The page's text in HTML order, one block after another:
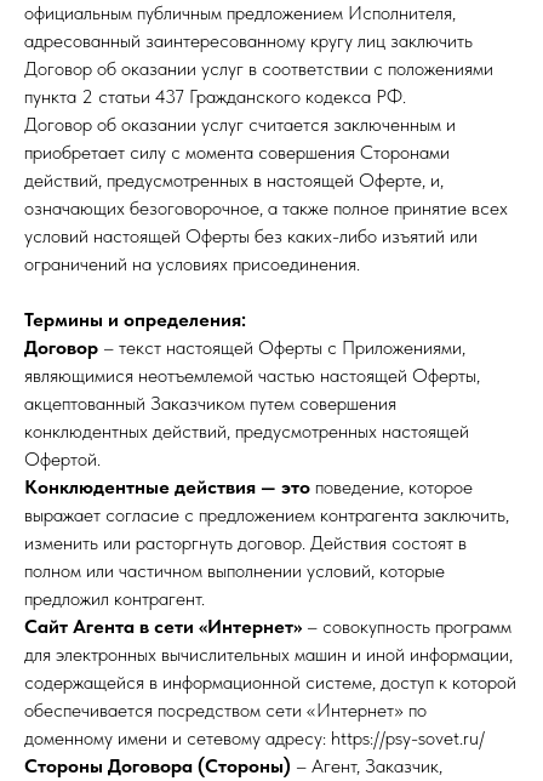
официальным публичным предложением Исполнителя,
адресованный заинтересованному кругу лиц заключить
Договор об оказании услуг в соответствии с положениями
пункта 2 статьи 437 Гражданского кодекса РФ.
Договор об оказании услуг считается заключенным и
приобретает силу с момента совершения Сторонами
действий, предусмотренных в настоящей Оферте, и,
означающих безоговорочное, а также полное принятие всех
условий настоящей Оферты без каких-либо изъятий или
ограничений на условиях присоединения.
Термины и определения:
Договор – текст настоящей Оферты с Приложениями,
являющимися неотъемлемой частью настоящей Оферты,
акцептованный Заказчиком путем совершения
конклюдентных действий, предусмотренных настоящей
Офертой.
Конклюдентные действия — это поведение, которое
выражает согласие с предложением контрагента заключить,
изменить или расторгнуть договор. Действия состоят в
полном или частичном выполнении условий, которые
предложил контрагент.
Сайт Агента в сети «Интернет» – совокупность программ
для электронных вычислительных машин и иной информации,
содержащейся в информационной системе, доступ к которой
обеспечивается посредством сети «Интернет» по
доменному имени и сетевому адресу: https://psy-sovet.ru/
Стороны Договора (Стороны) – Агент, Заказчик,